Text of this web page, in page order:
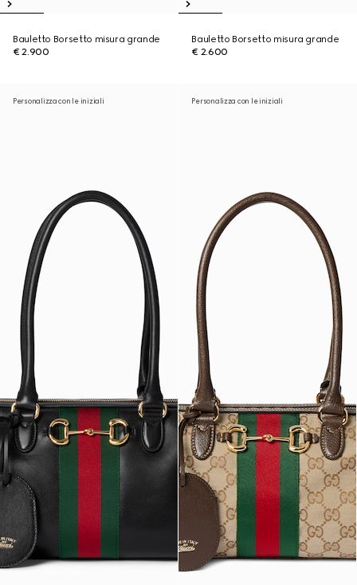
Bauletto Borsetto misura grande
€ 2.900
Bauletto Borsetto misura grande
€ 2.600
Personalizza con le iniziali Personalizza con le iniziali